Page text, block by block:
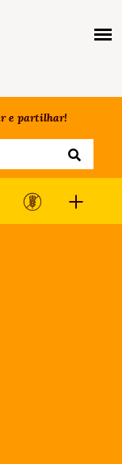
e partilhar!